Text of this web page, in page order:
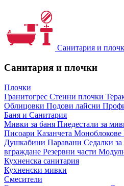
Санитария и
Санитария и плочки
Плочки
Гранитогрес Стенни плочки
Облицовки Подови лайсни
Баня и Санитария
Мивки за баня Пиедестали за
Писоари Казанчета Моноблокове
Душкабини Паравани Седалки за
вграждане Резервни части
Кухненска санитария
Кухненски мивки
Смесители